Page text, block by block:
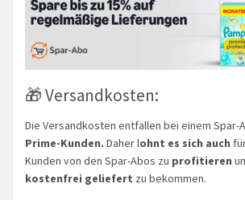
🎁 Versandkosten:
Die Versandkosten entfallen bei einem Spar-
Prime-Kunden. Daher lohnt es sich auch
Kunden von den Spar-Abos zu profitieren
kostenfrei geliefert zu bekommen.